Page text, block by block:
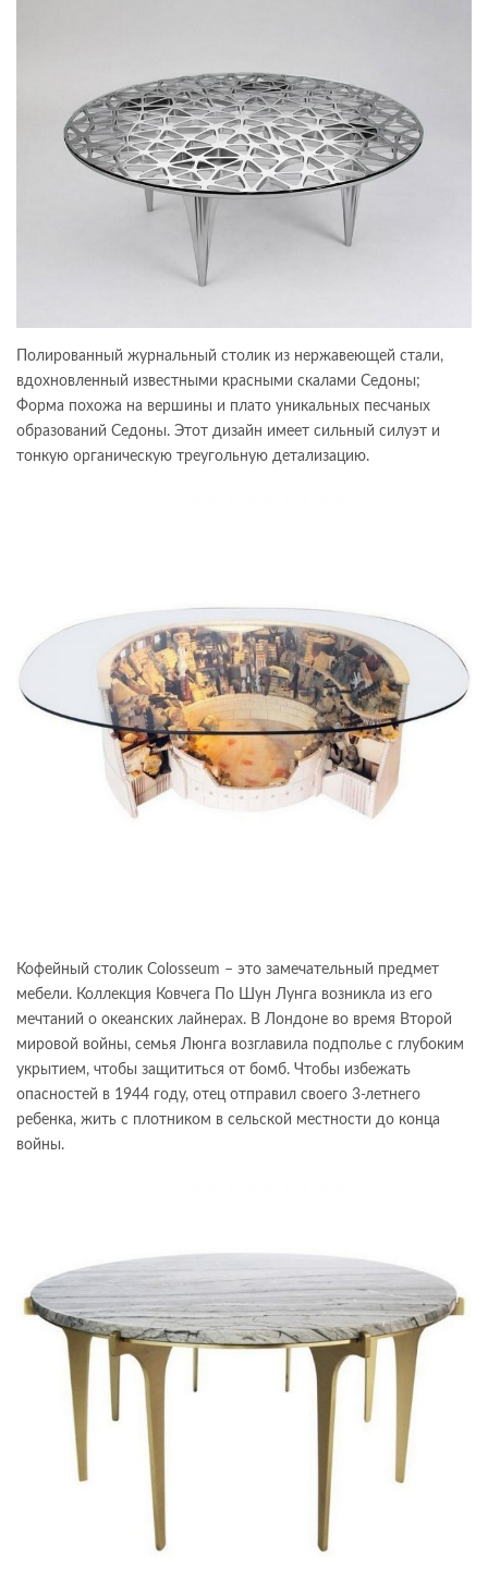
Полированный журнальный столик из нержавеющей стали,
вдохновленный известными красными скалами Седоны;
Форма похожа на вершины и плато уникальных песчаных
образований Седоны. Этот дизайн имеет сильный силуэт и
тонкую органическую треугольную детализацию.
Кофейный столик Colosseum – это замечательный предмет
мебели. Коллекция Ковчега По Шун Лунга возникла из его
мечтаний о океанских лайнерах. В Лондоне во время Второй
мировой войны, семья Люнга возглавила подполье с глубоким
укрытием, чтобы защититься от бомб. Чтобы избежать
опасностей в 1944 году, отец отправил своего 3-летнего
ребенка, жить с плотником в сельской местности до конца
войны.